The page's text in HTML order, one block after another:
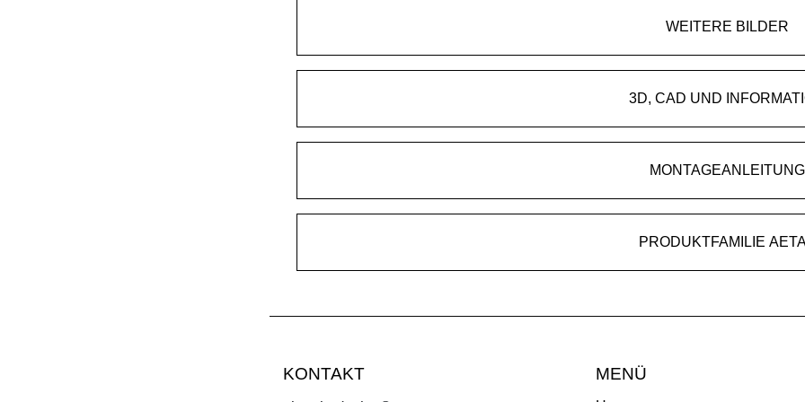
WEITERE BILDER
3D, CAD UND
MONTAGEANLEITUNG
PRODUKTFAMILIE
KONTAKT MENÜ